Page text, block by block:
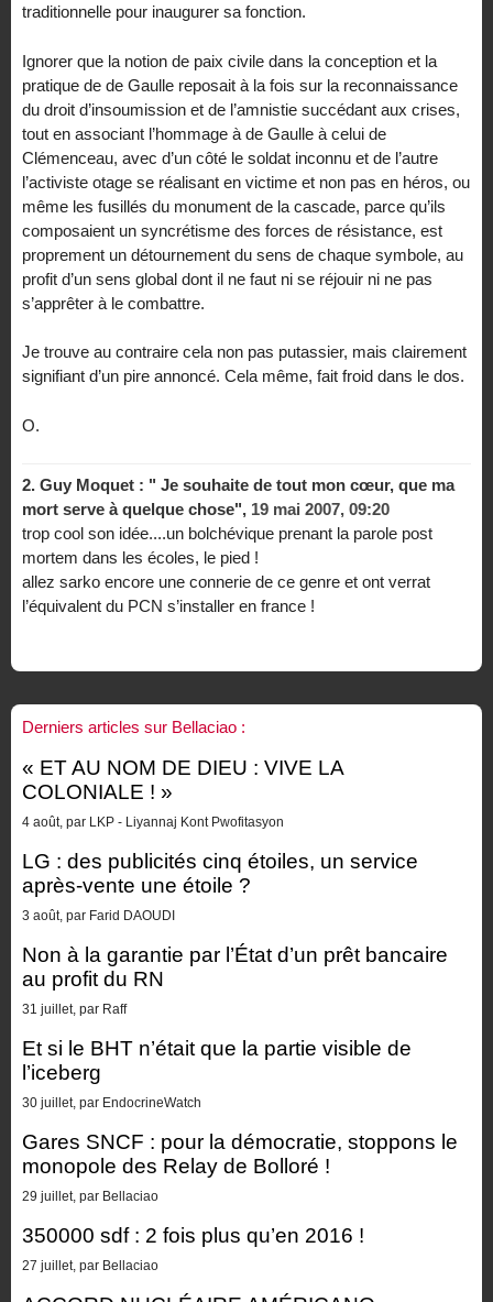
traditionnelle pour inaugurer sa fonction.
Ignorer que la notion de paix civile dans la conception et la
pratique de de Gaulle reposait à la fois sur la reconnaissance
du droit d’insoumission et de l’amnistie succédant aux crises,
tout en associant l’hommage à de Gaulle à celui de
Clémenceau, avec d’un côté le soldat inconnu et de l’autre
l’activiste otage se réalisant en victime et non pas en héros, ou
même les fusillés du monument de la cascade, parce qu’ils
composaient un syncrétisme des forces de résistance, est
proprement un détournement du sens de chaque symbole, au
profit d’un sens global dont il ne faut ni se réjouir ni ne pas
s’apprêter à le combattre.
Je trouve au contraire cela non pas putassier, mais clairement
signifiant d’un pire annoncé. Cela même, fait froid dans le dos.
O.
2. Guy Moquet : " Je souhaite de tout mon cœur, que ma
mort serve à quelque chose", 19 mai 2007, 09:20
trop cool son idée....un bolchévique prenant la parole post
mortem dans les écoles, le pied !
allez sarko encore une connerie de ce genre et ont verrat
l’équivalent du PCN s’installer en france !
Derniers articles sur Bellaciao :
« ET AU NOM DE DIEU : VIVE LA
COLONIALE ! »
4 août, par LKP - Liyannaj Kont Pwofitasyon
LG : des publicités cinq étoiles, un service
après-vente une étoile ?
3 août, par Farid DAOUDI
Non à la garantie par l’État d’un prêt bancaire
au profit du RN
31 juillet, par Raff
Et si le BHT n’était que la partie visible de
l’iceberg
30 juillet, par EndocrineWatch
Gares SNCF : pour la démocratie, stoppons le
monopole des Relay de Bolloré !
29 juillet, par Bellaciao
350000 sdf : 2 fois plus qu’en 2016 !
27 juillet, par Bellaciao